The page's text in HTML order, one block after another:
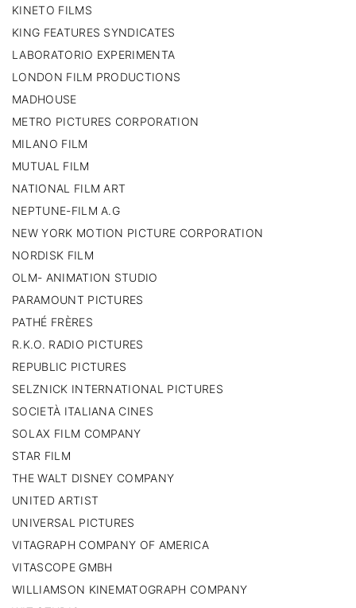
KINETO FILMS
KING FEATURES SYNDICATES
LABORATORIO EXPERIMENTA
LONDON FILM PRODUCTIONS
MADHOUSE
METRO PICTURES CORPORATION
MILANO FILM
MUTUAL FILM
NATIONAL FILM ART
NEPTUNE-FILM A.G
NEW YORK MOTION PICTURE CORPORATION
NORDISK FILM
OLM- ANIMATION STUDIO
PARAMOUNT PICTURES
PATHÉ FRÈRES
R.K.O. RADIO PICTURES
REPUBLIC PICTURES
SELZNICK INTERNATIONAL PICTURES
SOCIETÀ ITALIANA CINES
SOLAX FILM COMPANY
STAR FILM
THE WALT DISNEY COMPANY
UNITED ARTIST
UNIVERSAL PICTURES
VITAGRAPH COMPANY OF AMERICA
VITASCOPE GMBH
WILLIAMSON KINEMATOGRAPH COMPANY